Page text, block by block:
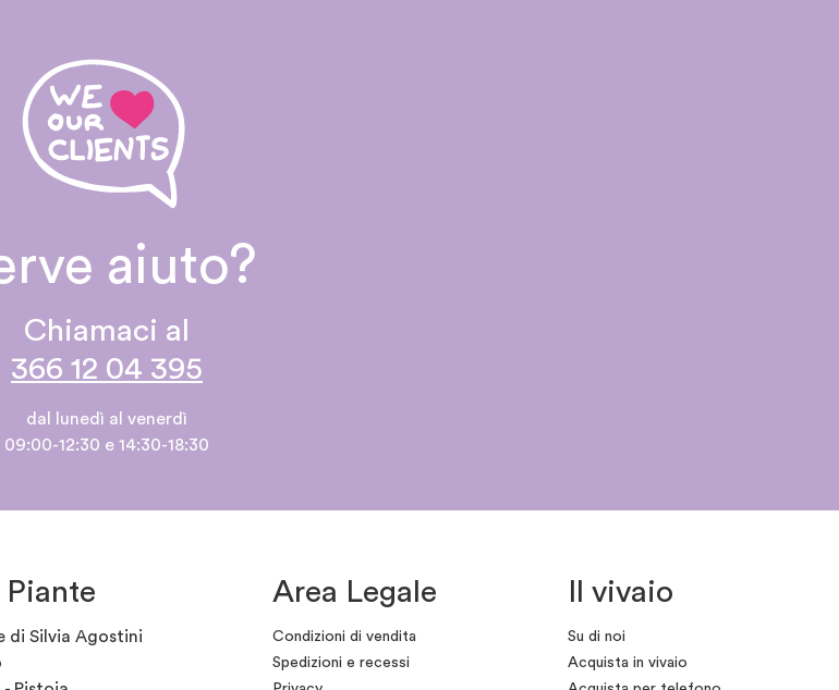
aiuto?
Chiamaci al
366 12 04 395
dal lunedì al venerdì
09:00-12:30 e 14:30-18:30
Piante
di Silvia Agostini
Area Legale
Condizioni di vendita
Spedizioni e recessi
Il vivaio
Su di noi
Acquista in vivaio